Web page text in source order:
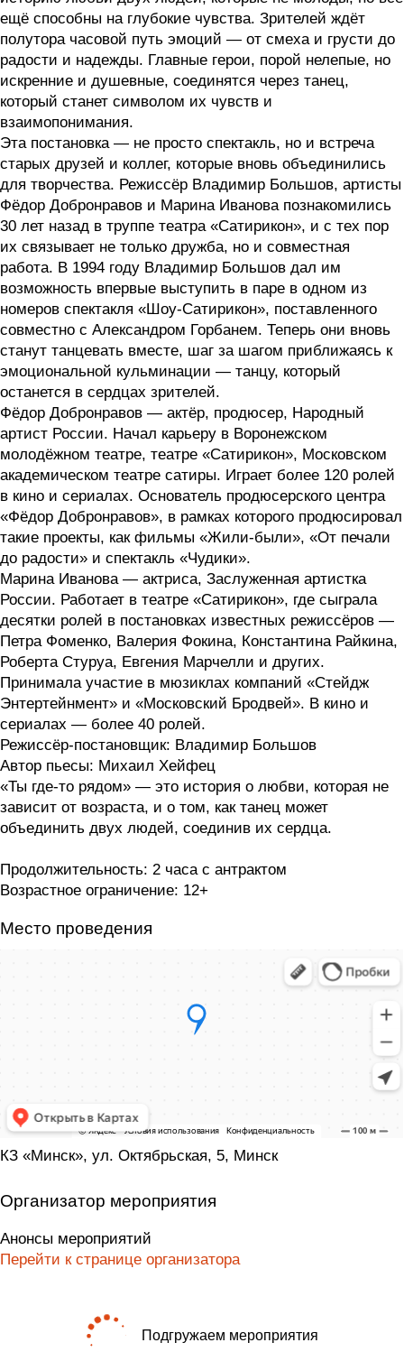
ещё способны на глубокие чувства. Зрителей ждёт
полутора часовой путь эмоций — от смеха и грусти до
радости и надежды. Главные герои, порой нелепые, но
искренние и душевные, соединятся через танец,
который станет символом их чувств и
взаимопонимания.
Эта постановка — не просто спектакль, но и встреча
старых друзей и коллег, которые вновь объединились
для творчества. Режиссёр Владимир Большов, артисты
Фёдор Добронравов и Марина Иванова познакомились
30 лет назад в труппе театра «Сатирикон», и с тех пор
их связывает не только дружба, но и совместная
работа. В 1994 году Владимир Большов дал им
возможность впервые выступить в паре в одном из
номеров спектакля «Шоу-Сатирикон», поставленного
совместно с Александром Горбанем. Теперь они вновь
станут танцевать вместе, шаг за шагом приближаясь к
эмоциональной кульминации — танцу, который
останется в сердцах зрителей.
Фёдор Добронравов — актёр, продюсер, Народный
артист России. Начал карьеру в Воронежском
молодёжном театре, театре «Сатирикон», Московском
академическом театре сатиры. Играет более 120 ролей
в кино и сериалах. Основатель продюсерского центра
«Фёдор Добронравов», в рамках которого продюсировал
такие проекты, как фильмы «Жили-были», «От печали
до радости» и спектакль «Чудики».
Марина Иванова — актриса, Заслуженная артистка
России. Работает в театре «Сатирикон», где сыграла
десятки ролей в постановках известных режиссёров —
Петра Фоменко, Валерия Фокина, Константина Райкина,
Роберта Стуруа, Евгения Марчелли и других.
Принимала участие в мюзиклах компаний «Стейдж
Энтертейнмент» и «Московский Бродвей». В кино и
сериалах — более 40 ролей.
Режиссёр-постановщик: Владимир Большов
Автор пьесы: Михаил Хейфец
«Ты где-то рядом» — это история о любви, которая не
зависит от возраста, и о том, как танец может
объединить двух людей, соединив их сердца.
Продолжительность: 2 часа с антрактом
Возрастное ограничение: 12+
Место проведения
КЗ «Минск», ул. Октябрьская, 5, Минск
Организатор мероприятия
Анонсы мероприятий
Перейти к странице организатора
Подгружаем мероприятия